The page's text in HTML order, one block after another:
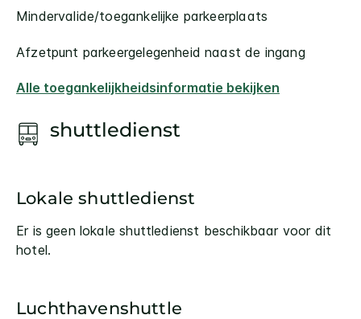
Mindervalide/toegankelijke parkeerplaats
Afzetpunt parkeergelegenheid naast de ingang
Alle toegankelijkheidsinformatie bekijken
shuttledienst
Lokale shuttledienst
Er is geen lokale shuttledienst beschikbaar voor dit
hotel.
Luchthavenshuttle